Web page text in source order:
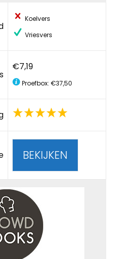
Koelvers
Vriesvers
€7,19
Proefbox: €37,50
BEKIJKEN